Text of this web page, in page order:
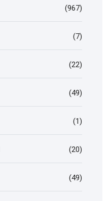
(967)
(7)
(22)
(49)
(1)
(20)
(49)